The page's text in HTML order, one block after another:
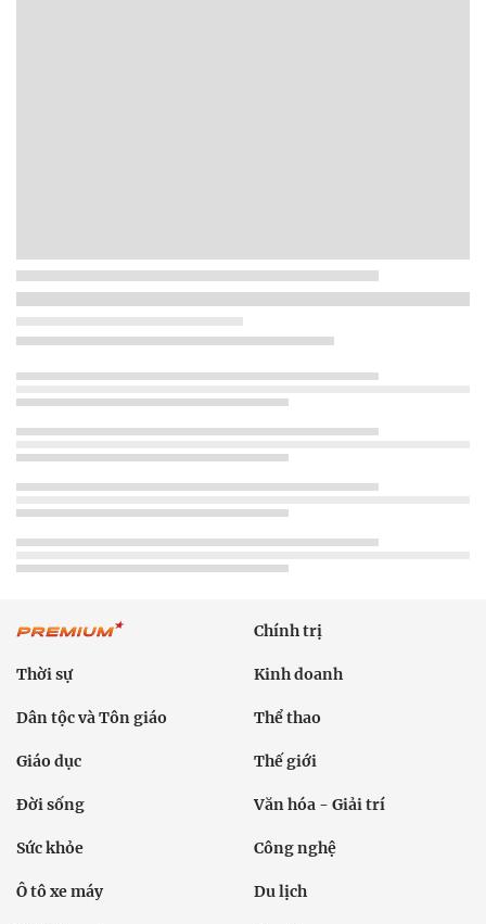
Chính trị
Thời sự Kinh doanh
Dân tộc và Tôn giáo Thể thao
Giáo dục Thế giới
Đời sống Văn hóa - Giải trí
Sức khỏe Công nghệ
Ô tô xe máy Du lịch